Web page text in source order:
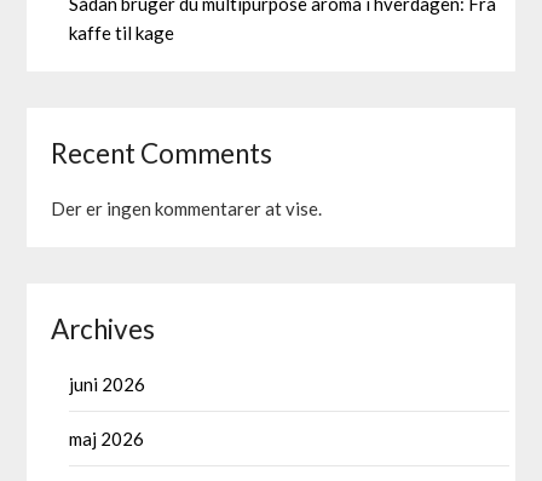
kaffe til kage
Recent Comments
Der er ingen kommentarer at vise.
Archives
juni 2026
maj 2026